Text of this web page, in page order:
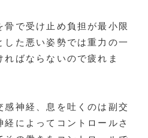
骨で受け止め負担が最小限
した悪い姿勢では重力の一
ばならないので疲れま
感神経、息を吐くのは副交
によってコントロールさ